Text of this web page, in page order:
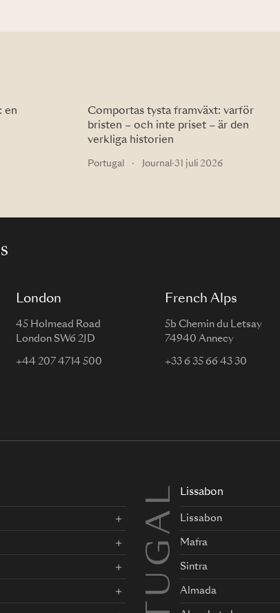
en
Comportas tysta framväxt: varför
bristen – och inte priset – är den
verkliga historien
Portugal · Journal ·31 juli 2026
London
45 Holmead Road
London SW6 2JD
+44 207 4714 500
French Alps
5b Chemin du Letsay
74940 Annecy
+33 6 35 66 43 30
Lissabon
Lissabon
Mafra
Sintra
Almada